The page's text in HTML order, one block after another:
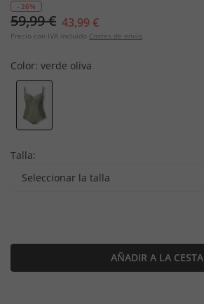
- 26%
59,99 € 43,99 €
Precio con IVA incluido Costes de envío
Color: verde oliva
Talla:
Seleccionar la talla
AÑADIR A LA CESTA